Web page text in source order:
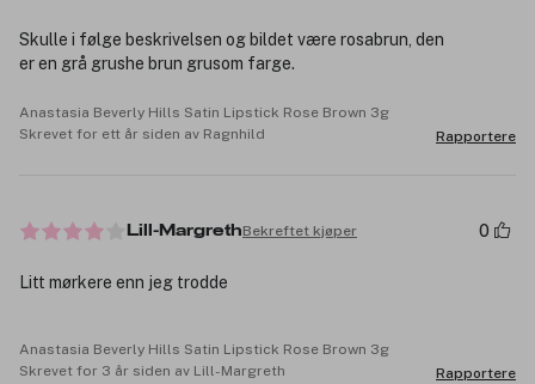
Skulle i følge beskrivelsen og bildet være rosabrun, den
er en grå grushe brun grusom farge.
Anastasia Beverly Hills Satin Lipstick Rose Brown 3g
Skrevet for ett år siden av Ragnhild
Rapportere
Lill-MargrethBekreftet kjøper 0
Litt mørkere enn jeg trodde
Anastasia Beverly Hills Satin Lipstick Rose Brown 3g
Skrevet for 3 år siden av Lill-Margreth
Rapportere